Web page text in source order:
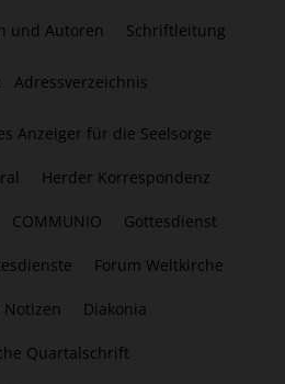
und Autoren Schriftleitung
Adressverzeichnis
Anzeiger für die Seelsorge
Herder Korrespondenz
COMMUNIO Gottesdienst
Forum Weltkirche
Notizen Diakonia
Quartalschrift